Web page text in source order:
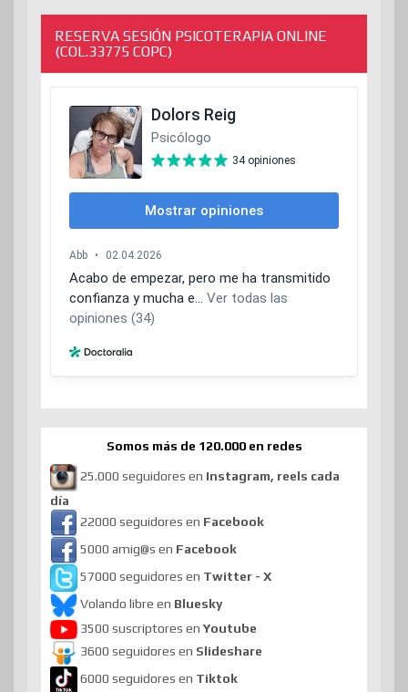
RESERVA SESIÓN PSICOTERAPIA ONLINE
(COL.33775 COPC)
Somos más de 120.000 en redes
25.000 seguidores en Instagram, reels cada
día
22000 seguidores en Facebook
5000 amig@s en Facebook
57000 seguidores en Twitter - X
Volando libre en Bluesky
3500 suscriptores en Youtube
3600 seguidores en Slideshare
6000 seguidores en Tiktok